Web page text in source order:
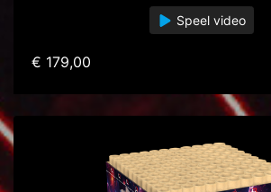
Speel video
€ 179,00